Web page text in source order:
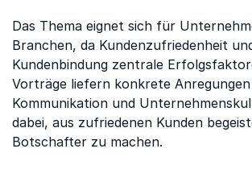
Das Thema eignet sich für
Branchen, da Kundenzufriedenheit
Kundenbindung zentrale
Vorträge liefern konkrete
Kommunikation und
dabei, aus zufriedenen Kunden
Botschafter zu machen.